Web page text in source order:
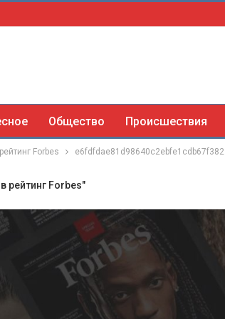
Общество Происшествия
Forbes e6fdfdae81d98640c2ebfe1cdb67f382
рейтинг Forbes"